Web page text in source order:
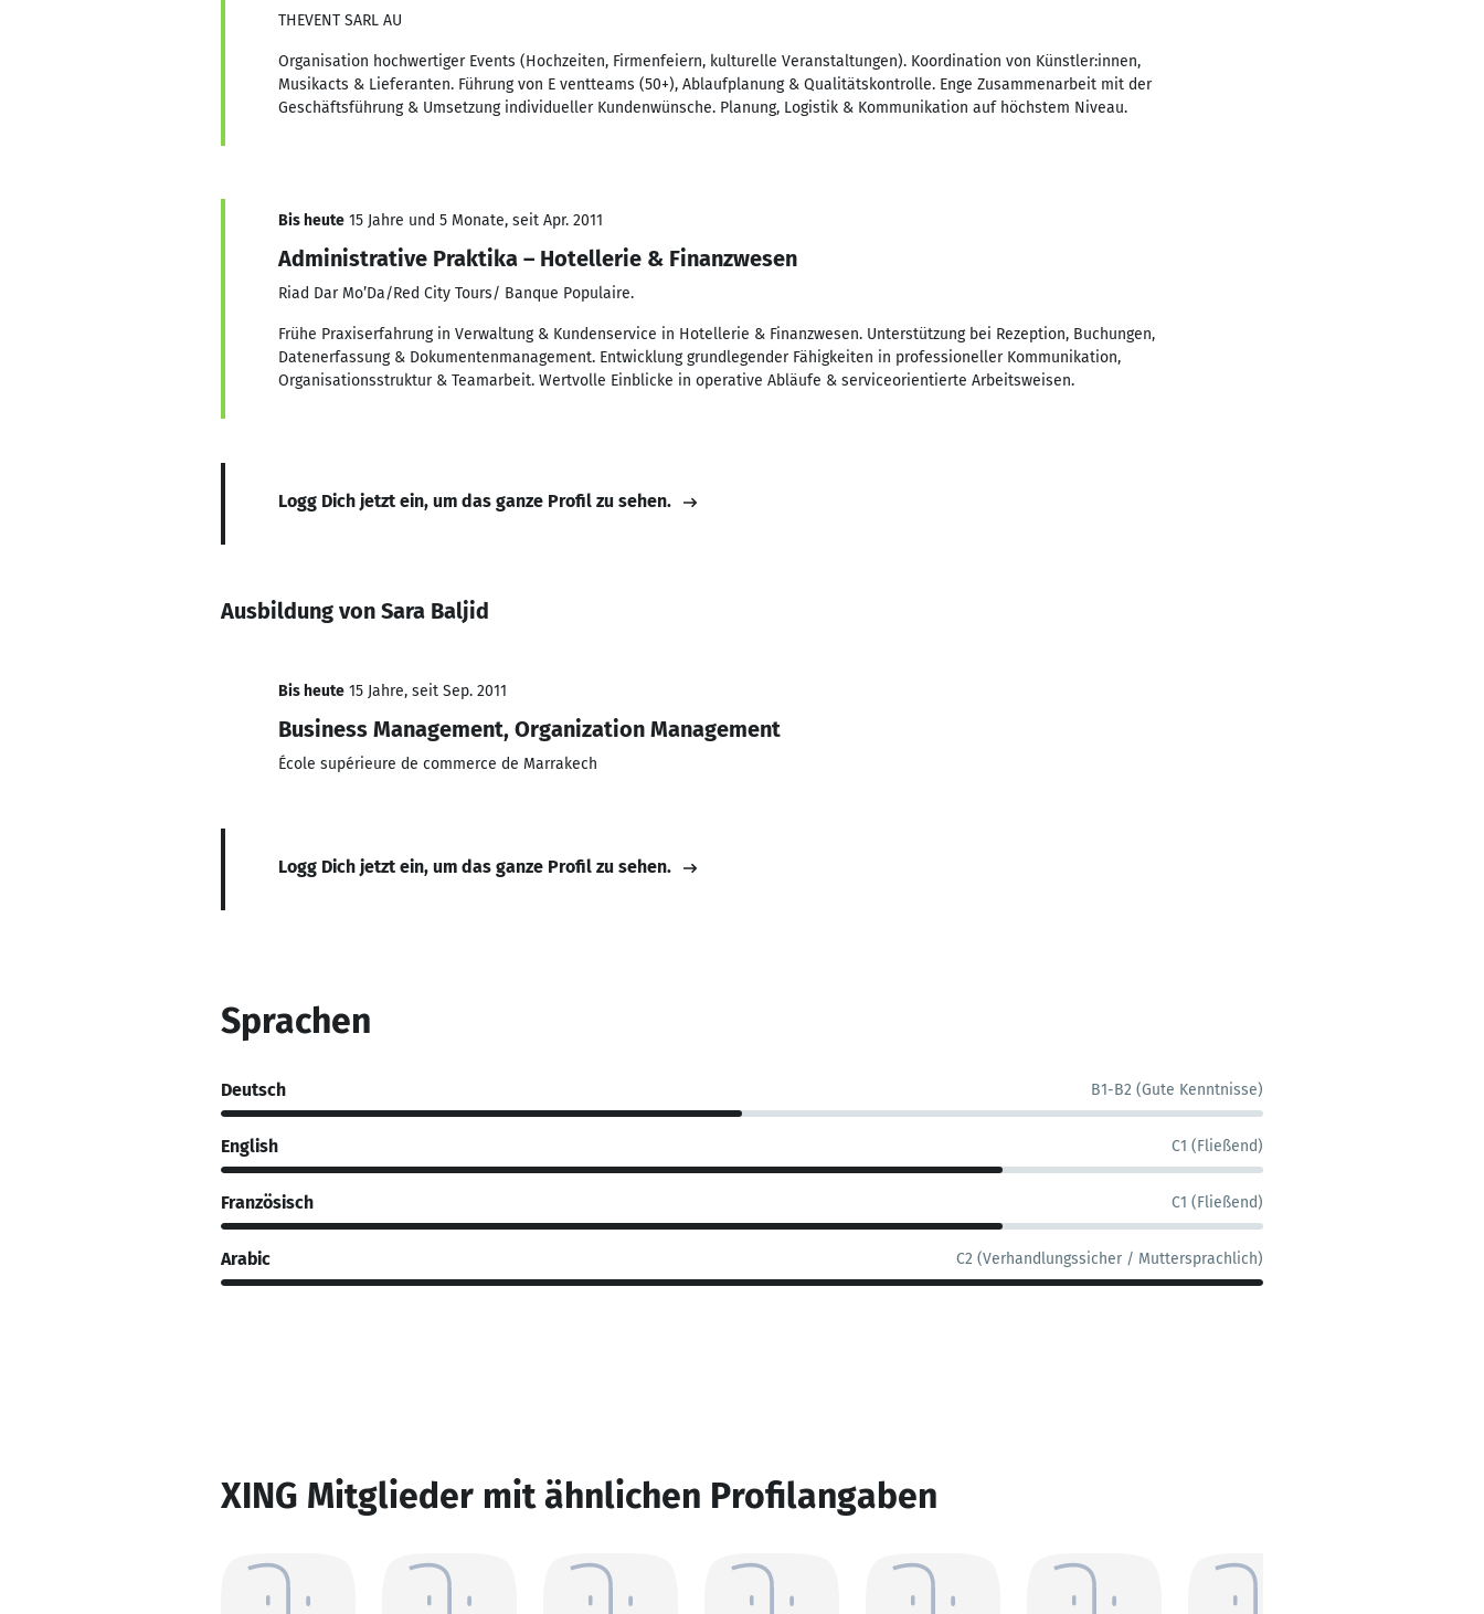
THEVENT SARL AU
Organisation hochwertiger Events (Hochzeiten, Firmenfeiern, kulturelle Veranstaltungen). Koordination von Künstler:innen,
Musikacts & Lieferanten. Führung von E ventteams (50+), Ablaufplanung & Qualitätskontrolle. Enge Zusammenarbeit mit der
Geschäftsführung & Umsetzung individueller Kundenwünsche. Planung, Logistik & Kommunikation auf höchstem Niveau.
Bis heute 15 Jahre und 5 Monate, seit Apr. 2011
Administrative Praktika – Hotellerie & Finanzwesen
Riad Dar Mo’Da/Red City Tours/ Banque Populaire.
Frühe Praxiserfahrung in Verwaltung & Kundenservice in Hotellerie & Finanzwesen. Unterstützung bei Rezeption, Buchungen,
Datenerfassung & Dokumentenmanagement. Entwicklung grundlegender Fähigkeiten in professioneller Kommunikation,
Organisationsstruktur & Teamarbeit. Wertvolle Einblicke in operative Abläufe & serviceorientierte Arbeitsweisen.
Logg Dich jetzt ein, um das ganze Profil zu sehen.
Ausbildung von Sara Baljid
Bis heute 15 Jahre, seit Sep. 2011
Business Management, Organization Management
École supérieure de commerce de Marrakech
Logg Dich jetzt ein, um das ganze Profil zu sehen.
Sprachen
Deutsch B1-B2 (Gute Kenntnisse)
English C1 (Fließend)
Französisch C1 (Fließend)
Arabic C2 (Verhandlungssicher / Muttersprachlich)
XING Mitglieder mit ähnlichen Profilangaben